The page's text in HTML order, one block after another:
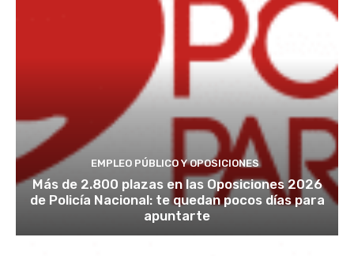
EMPLEO PÚBLICO Y OPOSICIONES
Más de 2.800 plazas en las Oposiciones 2026
de Policía Nacional: te quedan pocos días para
apuntarte